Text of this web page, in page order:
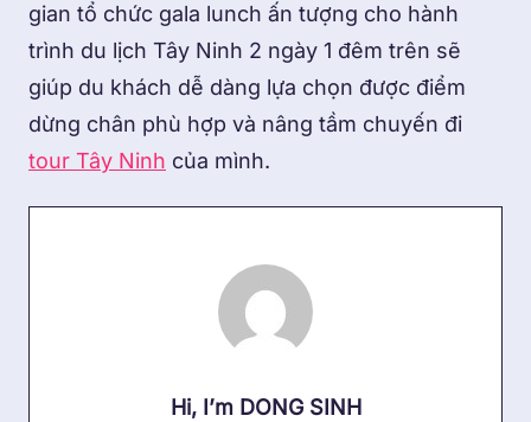
gian tổ chức gala lunch ấn tượng cho hành
trình du lịch Tây Ninh 2 ngày 1 đêm trên sẽ
giúp du khách dễ dàng lựa chọn được điểm
dừng chân phù hợp và nâng tầm chuyến đi
tour Tây Ninh của mình.
Hi, I’m DONG SINH